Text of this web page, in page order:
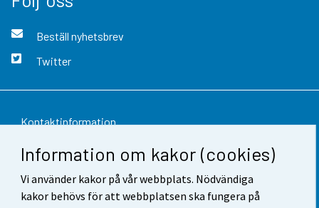
Information om kakor (cookies)
Vi använder kakor på vår webbplats. Nödvändiga
kakor behövs för att webbplatsen ska fungera på
Beställ nyhetsbrev
Twitter
Kontaktinformation
Respons
Användarvillkor